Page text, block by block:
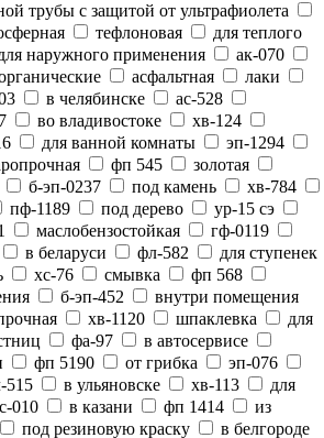
трубы с защитой от ультрафиолета
тефлоновая
для теплого
наружного применения
ак-070
асфальтная
лаки
в челябинске
ас-528
во владивостоке
хв-124
для ванной комнаты
эп-1294
фп 545
золотая
б-эп-0237 под камень
хв-784
пф-1189 под дерево
ур-15 сэ
маслобензостойкая
гф-0119
в беларуси фл-582
для ступенек
хс-76 смывка
фп 568
б-эп-452
внутри помещения
хв-1120 шпаклевка
для
фа-97
в автосервисе
фп 5190 от грибка
эп-076
515 в ульяновске хв-113
для
010 в казани фп 1414
из
под резиновую краску
в белгороде